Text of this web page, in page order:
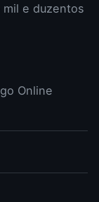
mil e duzentos
Online